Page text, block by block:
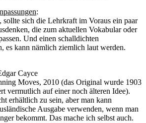
:
sollte sich die Lehrkraft im Voraus ein paar
die zum aktuellen Vokabular oder
Und einen schalldichten
es kann nämlich ziemlich laut werden.
Cayce
Moves, 2010 (das Original wurde 1903
vermutlich auf einer noch älteren Idee).
erhältlich zu sein, aber man kann
Ausgabe verwenden, wenn man
bekommt. Das mache ich selbst auch.